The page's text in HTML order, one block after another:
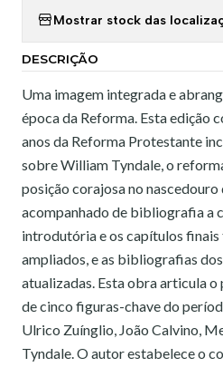
Mostrar stock das
DESCRIÇÃO
Uma imagem integrada e
época da Reforma. Esta edição
anos da Reforma Protestante
sobre William Tyndale, o
posição corajosa no nascedouro
acompanhado de bibliografia a
introdutória e os capítulos
ampliados, e as bibliografias
atualizadas. Esta obra articula
de cinco figuras-chave do
Ulrico Zuínglio, João Calvino,
Tyndale. O autor estabelece o